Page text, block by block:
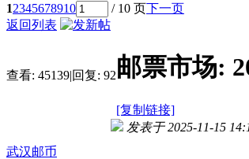
12345678910 / 10 页下一页
返回列表
查看: 45139|回复: 92邮票市场:
[复制链接]
武汉邮币
发表于 2025-11-15
邮票市场: